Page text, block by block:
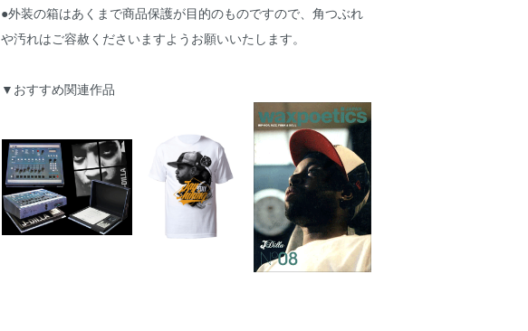
●外装の箱はあくまで商品保護が目的のものですので、角つぶれ
や汚れはご容赦くださいますようお願いいたします。
▼おすすめ関連作品